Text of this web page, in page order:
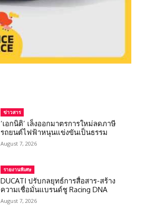
ข่าวสาร
‘เอกนิติ’ เล็งออกมาตรการใหม่ลดภาษี
รถยนต์ไฟฟ้าหนุนแข่งขันเป็นธรรม
August 7, 2026
รายงานพิเศษ
DUCATI ปรับกลยุทธ์การสื่อสาร-สร้าง
ความเชื่อมั่นแบรนด์ชู Racing DNA
August 7, 2026